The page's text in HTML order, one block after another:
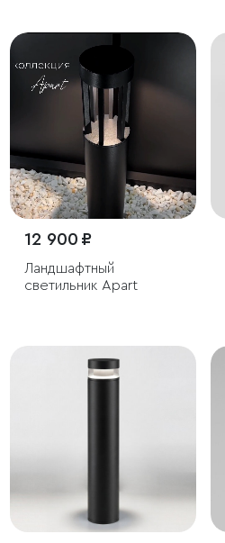
12 900 ₽
Ландшафтный
светильник Apart